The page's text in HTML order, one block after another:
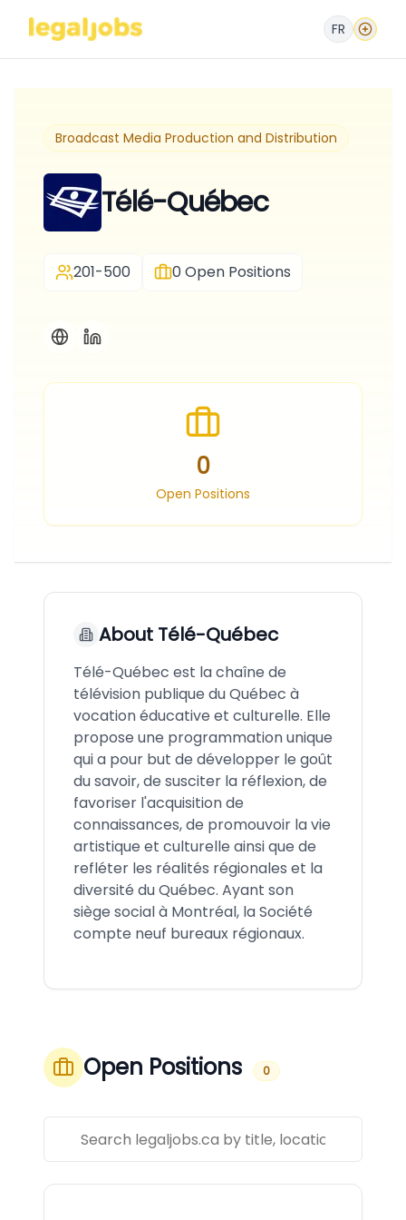
FR
Broadcast Media Production and Distribution
Télé-Québec
201-500 0Open Positions
0
Open Positions
About Télé-Québec
Télé-Québec est la chaîne de
télévision publique du Québec à
vocation éducative et culturelle. Elle
propose une programmation unique
qui a pour but de développer le goût
du savoir, de susciter la réflexion, de
favoriser l'acquisition de
connaissances, de promouvoir la vie
artistique et culturelle ainsi que de
refléter les réalités régionales et la
diversité du Québec. Ayant son
siège social à Montréal, la Société
compte neuf bureaux régionaux.
Open Positions 0